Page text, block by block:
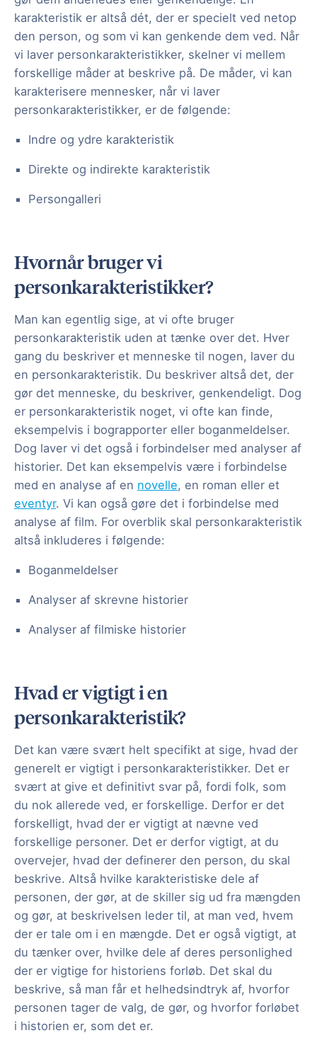
karakteristik er altså dét, der er specielt ved netop
den person, og som vi kan genkende dem ved. Når
vi laver personkarakteristikker, skelner vi mellem
forskellige måder at beskrive på. De måder, vi kan
karakterisere mennesker, når vi laver
personkarakteristikker, er de følgende:
Indre og ydre karakteristik
Direkte og indirekte karakteristik
Persongalleri
Hvornår bruger vi
personkarakteristikker?
Man kan egentlig sige, at vi ofte bruger
personkarakteristik uden at tænke over det. Hver
gang du beskriver et menneske til nogen, laver du
en personkarakteristik. Du beskriver altså det, der
gør det menneske, du beskriver, genkendeligt. Dog
er personkarakteristik noget, vi ofte kan finde,
eksempelvis i bograpporter eller boganmeldelser.
Dog laver vi det også i forbindelser med analyser af
historier. Det kan eksempelvis være i forbindelse
med en analyse af en novelle, en roman eller et
eventyr. Vi kan også gøre det i forbindelse med
analyse af film. For overblik skal personkarakteristik
altså inkluderes i følgende:
Boganmeldelser
Analyser af skrevne historier
Analyser af filmiske historier
Hvad er vigtigt i en
personkarakteristik?
Det kan være svært helt specifikt at sige, hvad der
generelt er vigtigt i personkarakteristikker. Det er
svært at give et definitivt svar på, fordi folk, som
du nok allerede ved, er forskellige. Derfor er det
forskelligt, hvad der er vigtigt at nævne ved
forskellige personer. Det er derfor vigtigt, at du
overvejer, hvad der definerer den person, du skal
beskrive. Altså hvilke karakteristiske dele af
personen, der gør, at de skiller sig ud fra mængden
og gør, at beskrivelsen leder til, at man ved, hvem
der er tale om i en mængde. Det er også vigtigt, at
du tænker over, hvilke dele af deres personlighed
der er vigtige for historiens forløb. Det skal du
beskrive, så man får et helhedsindtryk af, hvorfor
personen tager de valg, de gør, og hvorfor forløbet
i historien er, som det er.